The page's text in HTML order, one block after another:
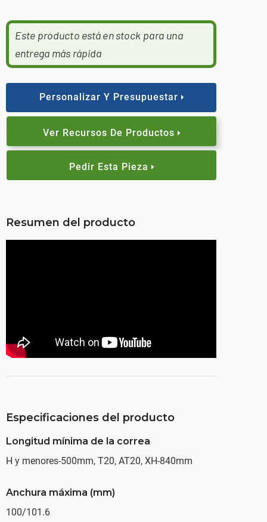
Este producto está en stock para una
entrega más rápida
Personalizar Y Presupuestar
Ver Recursos De Productos
Pedir Esta Pieza
Resumen del producto
Especificaciones del producto
Longitud mínima de la correa
H y menores-500mm, T20, AT20, XH-840mm
Anchura máxima (mm)
100/101.6